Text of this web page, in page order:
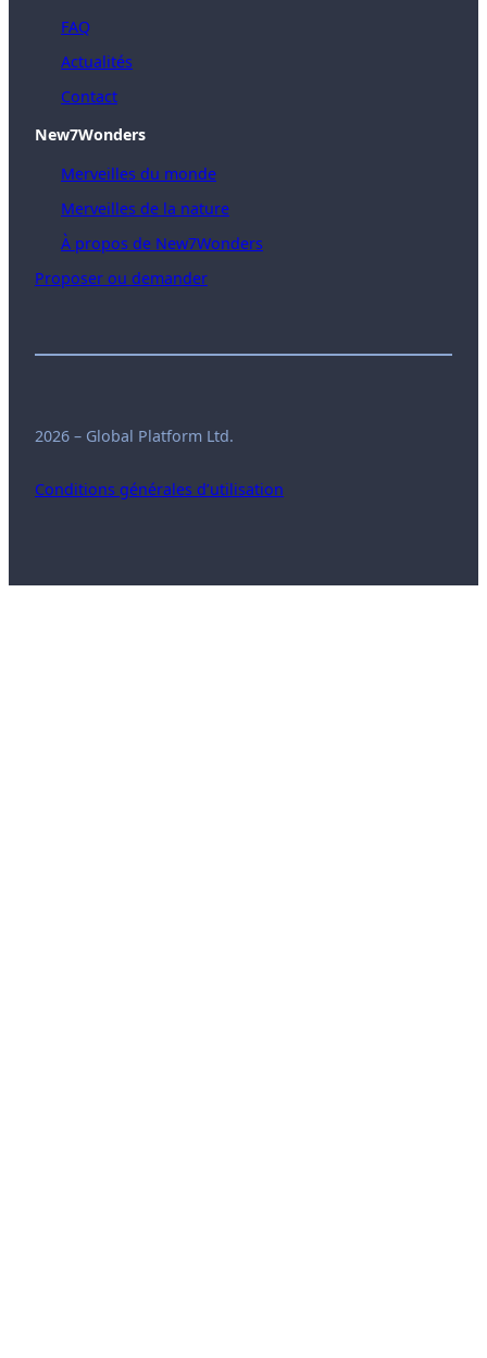
FAQ
Actualités
Contact
New7Wonders
Merveilles du monde
Merveilles de la nature
À propos de New7Wonders
Proposer ou demander
2026 – Global Platform Ltd.
Conditions générales d’utilisation